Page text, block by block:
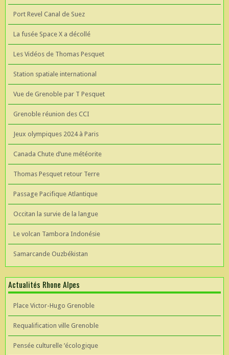
Port Revel Canal de Suez
La fusée Space X a décollé
Les Vidéos de Thomas Pesquet
Station spatiale international
Vue de Grenoble par T Pesquet
Grenoble réunion des CCI
Jeux olympiques 2024 à Paris
Canada Chute d’une météorite
Thomas Pesquet retour Terre
Passage Pacifique Atlantique
Occitan la survie de la langue
Le volcan Tambora Indonésie
Samarcande Ouzbékistan
Actualités Rhone Alpes
Place Victor-Hugo Grenoble
Requalification ville Grenoble
Pensée culturelle ’écologique